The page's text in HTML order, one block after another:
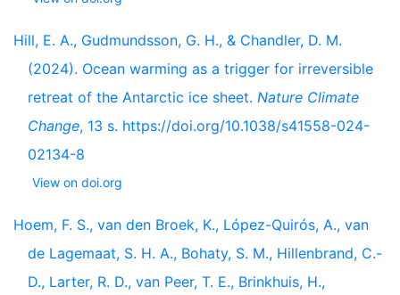
Hill, E. A., Gudmundsson, G. H., & Chandler, D. M.
(2024). Ocean warming as a trigger for irreversible
retreat of the Antarctic ice sheet. Nature Climate
Change, 13 s. https://doi.org/10.1038/s41558-024-
02134-8
View on doi.org
Hoem, F. S., van den Broek, K., López-Quirós, A., van
de Lagemaat, S. H. A., Bohaty, S. M., Hillenbrand, C.-
D., Larter, R. D., van Peer, T. E., Brinkhuis, H.,